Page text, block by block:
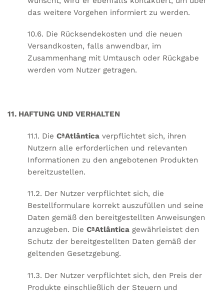
das weitere Vorgehen informiert zu werden.
10.6. Die Rücksendekosten und die neuen
Versandkosten, falls anwendbar, im
Zusammenhang mit Umtausch oder Rückgabe
werden vom Nutzer getragen.
11. HAFTUNG UND VERHALTEN
11.1. Die CªAtlântica verpflichtet sich, ihren
Nutzern alle erforderlichen und relevanten
Informationen zu den angebotenen Produkten
bereitzustellen.
11.2. Der Nutzer verpflichtet sich, die
Bestellformulare korrekt auszufüllen und seine
Daten gemäß den bereitgestellten Anweisungen
anzugeben. Die CªAtlântica gewährleistet den
Schutz der bereitgestellten Daten gemäß der
geltenden Gesetzgebung.
11.3. Der Nutzer verpflichtet sich, den Preis der
Produkte einschließlich der Steuern und